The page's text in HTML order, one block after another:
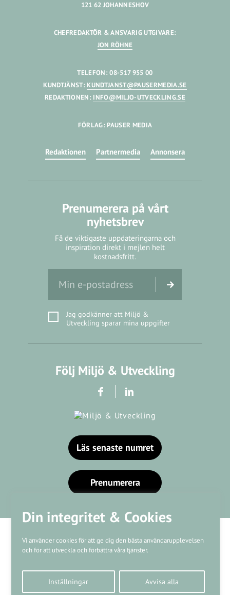
Din integritet & Cookies
Vi använder cookies för att ge dig den bästa användarupplevelsen
och för att utveckla och förbättra våra tjänster.
Inställningar Avvisa alla
121 62 JOHANNESHOV
CHEFREDAKTÖR & ANSVARIG UTGIVARE:
JON RÖHNE
TELEFON: 08-517 955 00
KUNDTJÄNST: KUNDTJANST@PAUSERMEDIA.SE
REDAKTIONEN: INFO@MILJO-UTVECKLING.SE
FÖRLAG: PAUSER MEDIA
Redaktionen Partnermedia Annonsera
Prenumerera på vårt
nyhetsbrev
Få de viktigaste uppdateringarna och
inspiration direkt i mejlen helt
kostnadsfritt.
Jag godkänner att Miljö &
Utveckling sparar mina uppgifter
Följ Miljö & Utveckling
Läs senaste numret
Prenumerera
Kundtjänst